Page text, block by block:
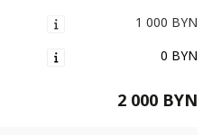
1 000 BYN
0 BYN
2 000 BYN